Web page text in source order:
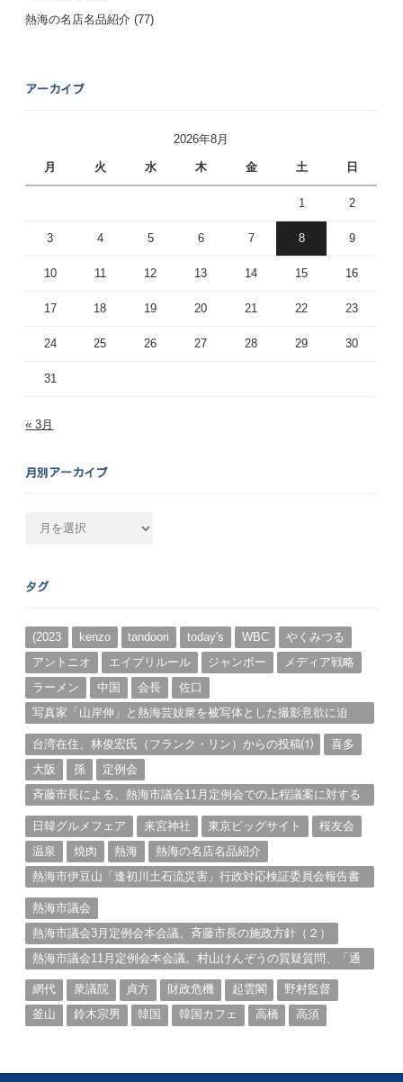
熱海の名店名品紹介 (77)
アーカイブ
2026年8月
月 火 水 木 金 土 日
1 2
3 4 5 6 7 8 9
10 11 12 13 14 15 16
17 18 19 20 21 22 23
24 25 26 27 28 29 30
31
« 3月
月別アーカイブ
カ
ブ
タグ
(2023 kenzo tandoori today's WBC
やくみつる
アントニオ
エイプリルール ジャンボー
メディア戦略
ラーメン
中国 会長
佐口
写真家「山岸伸」と熱海芸妓衆を被写体とした撮影意欲に迫
台湾在住、林俊宏氏（フランク・リン）からの投稿⑴
喜多
大阪
孫
定例会
斉藤市長による、熱海市議会11月定例会での上程議案に対する
日韓グルメフェア
来宮神社 東京ビッグサイト
桜友会
温泉
焼肉 熱海
熱海の名店名品紹介
熱海市伊豆山「逢初川土石流災害」行政対応検証委員会報告書
熱海市議会
熱海市議会3月定例会本会議。斉藤市長の施政方針（２）
熱海市議会11月定例会本会議。村山けんぞうの質疑質問、「通
網代
衆議院 貞方 財政危機 起雲閣
野村監督
釜山
鈴木宗男 韓国 韓国カフェ 高橋 高須